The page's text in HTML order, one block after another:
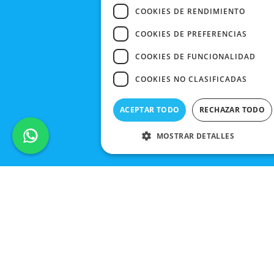
COOKIES DE RENDIMIENTO
COOKIES DE PREFERENCIAS
COOKIES DE FUNCIONALIDAD
COOKIES NO CLASIFICADAS
ACEPTAR TODO RECHAZAR TODO
MOSTRAR DETALLES